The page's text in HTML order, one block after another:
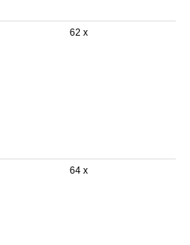
62 x
64 x